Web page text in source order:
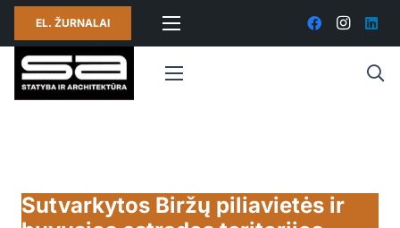
EL. ŽURNALAI
Sutvarkytos Biržų piliavietės ir